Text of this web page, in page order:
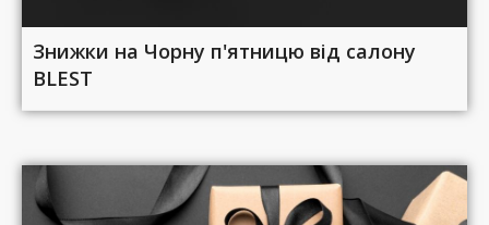
Знижки на Чорну п'ятницю від салону
BLEST